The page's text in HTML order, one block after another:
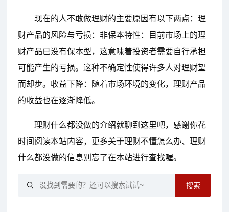
现在的人不敢做理财的主要原因有以下两点：理
财产品的风险与亏损：非保本特性：目前市场上的理
财产品已没有保本型，这意味着投资者需要自行承担
可能产生的亏损。这种不确定性使得许多人对理财望
而却步。收益下降：随着市场环境的变化，理财产品
的收益也在逐渐降低。
理财什么都没做的介绍就聊到这里吧，感谢你花
时间阅读本站内容，更多关于理财不懂怎么办、理财
什么都没做的信息别忘了在本站进行查找喔。
搜索